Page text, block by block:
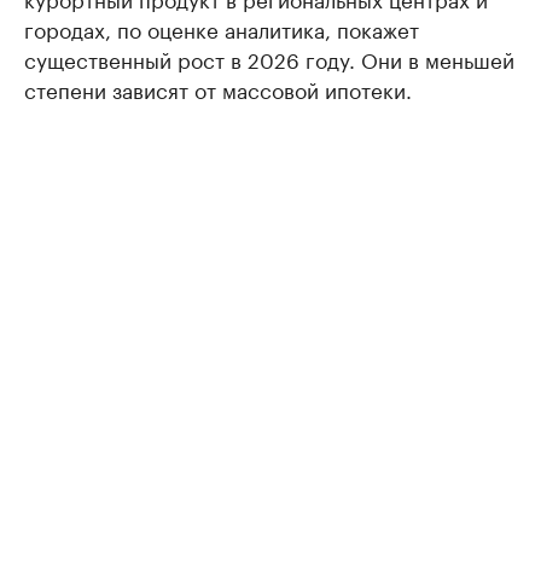
городах, по оценке аналитика, покажет
существенный рост в 2026 году. Они в меньшей
степени зависят от массовой ипотеки.